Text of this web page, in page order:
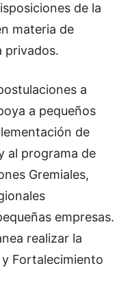
de la
materia de
privados.
a
a pequeños
de
al programa de
Gremiales,
empresas.
realizar la
Fortalecimiento